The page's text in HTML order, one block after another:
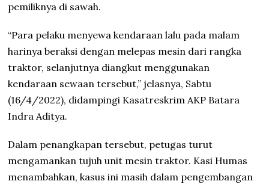
pemiliknya di sawah.
“Para pelaku menyewa kendaraan lalu pada malam
harinya beraksi dengan melepas mesin dari rangka
traktor, selanjutnya diangkut menggunakan
kendaraan sewaan tersebut,” jelasnya, Sabtu
(16/4/2022), didampingi Kasatreskrim AKP Batara
Indra Aditya.
Dalam penangkapan tersebut, petugas turut
mengamankan tujuh unit mesin traktor. Kasi Humas
menambahkan, kasus ini masih dalam pengembangan